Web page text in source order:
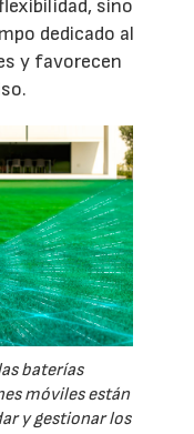
sino
dedicado al
y favorecen
baterías
móviles están
y gestionar los